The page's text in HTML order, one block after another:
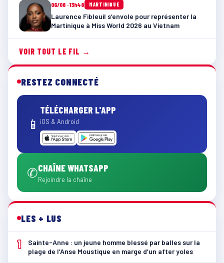
06/08 · 13h48 MARTINIQUE
Laurence Fibleuil s’envole pour représenter la
Martinique à Miss World 2026 au Vietnam
VOIR TOUT LE FIL →
RESTEZ CONNECTÉ
📱
TÉLÉCHARGER L'APP
iOS & Android
✆CHAÎNE WHATSAPP
Rejoindre la chaîne
LES + LUS
1
Sainte-Anne : un jeune homme blessé par balles sur la
plage de l’Anse Moustique en marge d’un after yoles